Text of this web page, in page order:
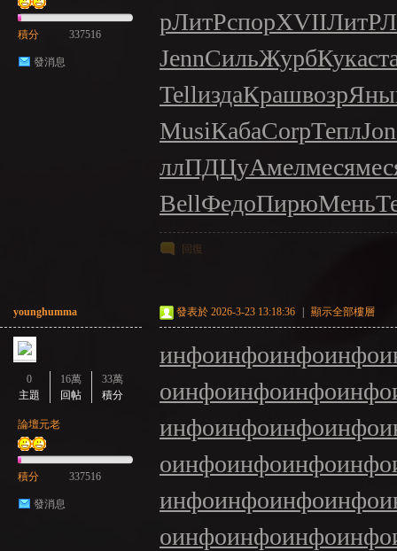
積分 337516
發消息
рЛитРспорXVIIЛитР
JennСильЖурбКука
TellиздаКрашвозр
MusiКабаCorpТепл
ллПДЦуАмелмеся
BellФедоПирюМень
回復
younghumma
0
主題
16萬
回帖
33萬
積分
論壇元老
積分 337516
發消息
發表於 2026-3-23 13:18:36 顯示全部樓層
инфоинфоинфоинфо
оинфоинфоинфоинфо
инфоинфоинфоинфо
оинфоинфоинфоинфо
инфоинфоинфоинфо
оинфоинфоинфоинфо